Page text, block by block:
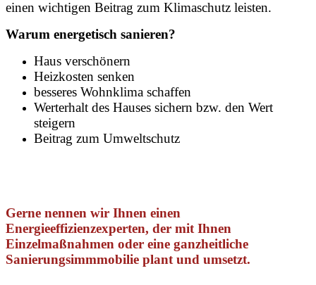
einen wichtigen Beitrag zum Klimaschutz leisten.
Warum energetisch sanieren?
Haus verschönern
Heizkosten senken
besseres Wohnklima schaffen
Werterhalt des Hauses sichern bzw. den Wert
steigern
Beitrag zum Umweltschutz
Gerne nennen wir Ihnen einen
Energieeffizienzexperten, der mit Ihnen
Einzelmaßnahmen oder eine ganzheitliche
Sanierungsimmmobilie plant und umsetzt.